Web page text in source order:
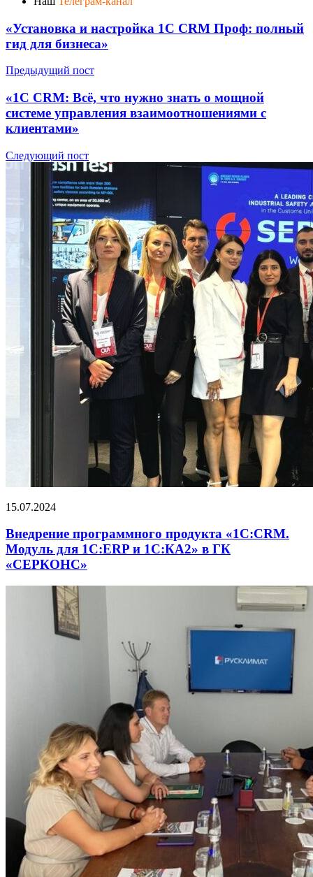
«Установка и настройка 1С CRM Проф: полный
гид для бизнеса»
Предыдущий пост
«1С CRM: Всё, что нужно знать о мощной
системе управления взаимоотношениями с
клиентами»
Следующий пост
15.07.2024
Внедрение программного продукта «1С:CRM.
Модуль для 1С:ERP и 1С:КА2» в ГК
«СЕРКОНС»